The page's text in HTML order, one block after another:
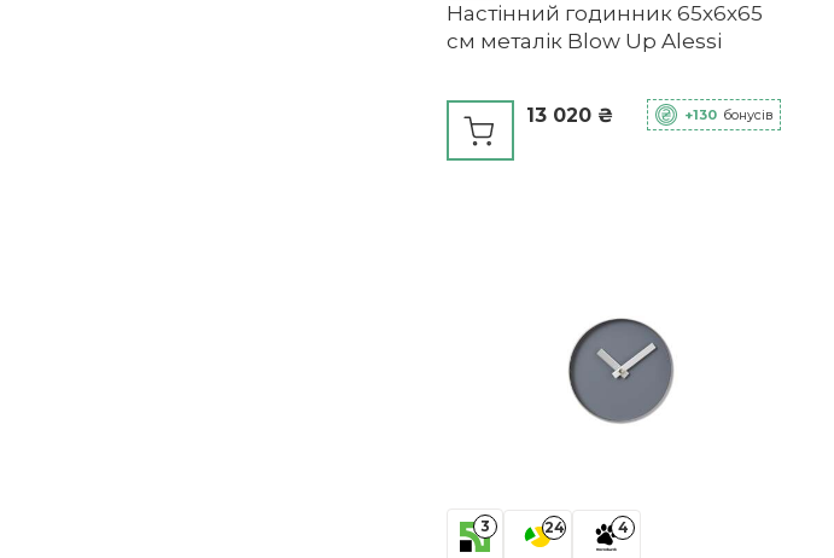
Настінний годинник 65х6х65
см металік Blow Up Alessi
13 020 ₴ +130 бонусів
3 24 4